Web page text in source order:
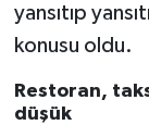
yansıtıp
konusu oldu.
Restoran,
düşük